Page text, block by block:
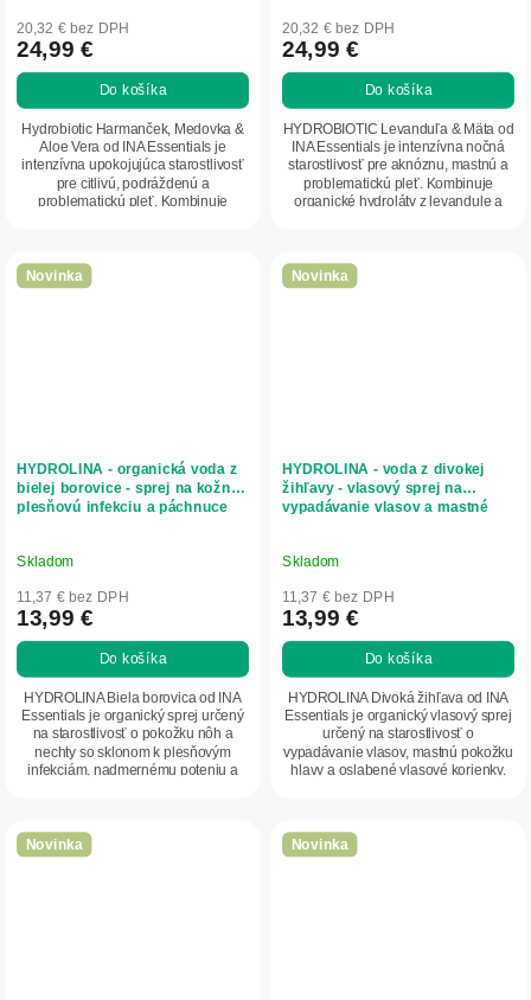
20,32 € bez DPH
24,99 €
Do košíka
Hydrobiotic Harmanček, Medovka &
Aloe Vera od INA Essentials je
intenzívna upokojujúca starostlivosť
pre citlivú, podráždenú a
problematickú pleť. Kombinuje
20,32 € bez DPH
24,99 €
Do košíka
HYDROBIOTIC Levanduľa & Mäta od
INA Essentials je intenzívna nočná
starostlivosť pre aknóznu, mastnú a
problematickú pleť. Kombinuje
organické hydroláty z levandule a
Novinka
HYDROLINA - organická voda z
bielej borovice - sprej na kožnú
plesňovú infekciu a páchnuce
Skladom
11,37 € bez DPH
13,99 €
Do košíka
HYDROLINA Biela borovica od INA
Essentials je organický sprej určený
na starostlivosť o pokožku nôh a
nechty so sklonom k plesňovým
infekciám, nadmernému poteniu a
Novinka
HYDROLINA - voda z divokej
žihľavy - vlasový sprej na
vypadávanie vlasov a mastné
Skladom
11,37 € bez DPH
13,99 €
Do košíka
HYDROLINA Divoká žihľava od INA
Essentials je organický vlasový sprej
určený na starostlivosť o
vypadávanie vlasov, mastnú pokožku
hlavy a oslabené vlasové korienky.
Novinka Novinka